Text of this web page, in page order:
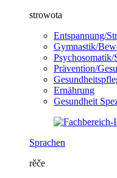
strowota
Entspannung/
Gymnastik/
Psychosomatik/
Prävention/
Ernährung
Gesundheit
Sprachen
rěče